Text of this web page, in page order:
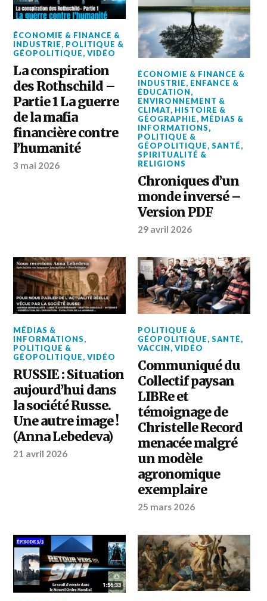
ÉCONOMIE & FINANCE &
INDUSTRIE, POLITIQUE &
GÉOPOLITIQUE,VIDÉO
La conspiration
des Rothschild –
Partie 1 La guerre
de la mafia
financière contre
l’humanité
3 mai 2026
ÉCONOMIE & FINANCE &
INDUSTRIE, ENFANCE &
ÉDUCATION,
ENVIRONNEMENT &
CLIMAT, HISTOIRE &
GÉOGRAPHIE, MÉDIAS &
INFORMATIONS,
POLITIQUE &
GÉOPOLITIQUE,SANTÉ,
SPIRITUALITÉ &
RELIGIONS
Chroniques d’un
monde inversé –
Version PDF
29 avril 2026
MÉDIAS &
INFORMATIONS,
POLITIQUE &
GÉOPOLITIQUE,VIDÉO
RUSSIE : Situation
aujourd’hui dans
la société Russe.
Une autre image !
(Anna Lebedeva)
21 avril 2026
POLITIQUE &
GÉOPOLITIQUE,SANTÉ,
VACCIN,VIDÉO
Communiqué du
Collectif paysan
LIBRe et
témoignage de
Christelle Record
menacée malgré
un modèle
agronomique
exemplaire
25 mars 2026